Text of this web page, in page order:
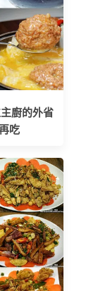
廚的外省
吃